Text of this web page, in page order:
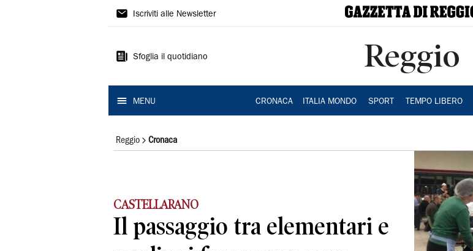
Gazzetta
Reggio
Iscriviti alle Newsletter
Sfoglia il quotidiano Reggio
MENU CRONACA ITALIA MONDO SPORT TEMPO LIBERO
Reggio Cronaca
CASTELLARANO
Il passaggio tra elementari e